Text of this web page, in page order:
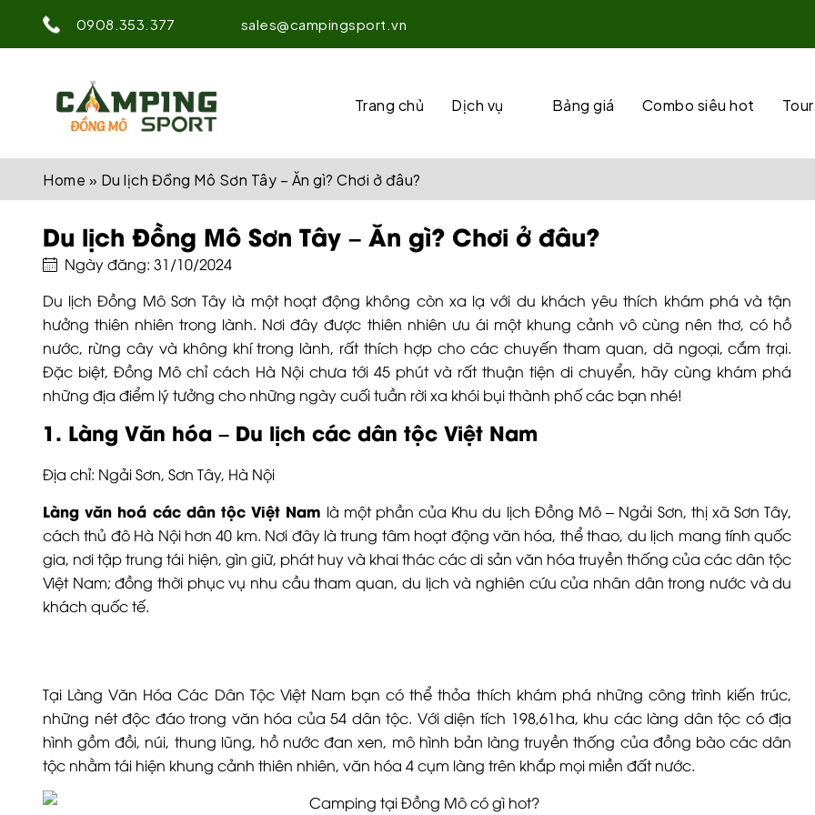
0908.353.377 sales@campingsport.vn
Trang chủ Dịch vụ Bảng giá Combo siêu hot
Home » Du lịch Đồng Mô Sơn Tây – Ăn gì? Chơi ở đâu?
Du lịch Đồng Mô Sơn Tây – Ăn gì? Chơi ở đâu?
Ngày đăng: 31/10/2024
Du lịch Đồng Mô Sơn Tây là một hoạt động không còn xa lạ với du khách yêu thích khám phá và tận
hưởng thiên nhiên trong lành. Nơi đây được thiên nhiên ưu ái một khung cảnh vô cùng nên thơ, có hồ
nước, rừng cây và không khí trong lành, rất thích hợp cho các chuyến tham quan, dã ngoại, cắm trại.
Đặc biệt, Đồng Mô chỉ cách Hà Nội chưa tới 45 phút và rất thuận tiện di chuyển, hãy cùng khám phá
những địa điểm lý tưởng cho những ngày cuối tuần rời xa khói bụi thành phố các bạn nhé!
1. Làng Văn hóa – Du lịch các dân tộc Việt Nam
Địa chỉ: Ngải Sơn, Sơn Tây, Hà Nội
Làng văn hoá các dân tộc Việt Nam là một phần của Khu du lịch Đồng Mô – Ngải Sơn, thị xã Sơn Tây,
cách thủ đô Hà Nội hơn 40 km. Nơi đây là trung tâm hoạt động văn hóa, thể thao, du lịch mang tính quốc
gia, nơi tập trung tái hiện, gìn giữ, phát huy và khai thác các di sản văn hóa truyền thống của các dân tộc
Việt Nam; đồng thời phục vụ nhu cầu tham quan, du lịch và nghiên cứu của nhân dân trong nước và du
khách quốc tế.
Tại Làng Văn Hóa Các Dân Tộc Việt Nam bạn có thể thỏa thích khám phá những công trình kiến trúc,
những nét độc đáo trong văn hóa của 54 dân tộc. Với diện tích 198,61ha, khu các làng dân tộc có địa
hình gồm đồi, núi, thung lũng, hồ nước đan xen, mô hình bản làng truyền thống của đồng bào các dân
tộc nhằm tái hiện khung cảnh thiên nhiên, văn hóa 4 cụm làng trên khắp mọi miền đất nước.